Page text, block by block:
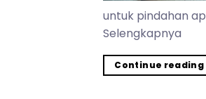
untuk pindahan
Selengkapnya
Continue reading